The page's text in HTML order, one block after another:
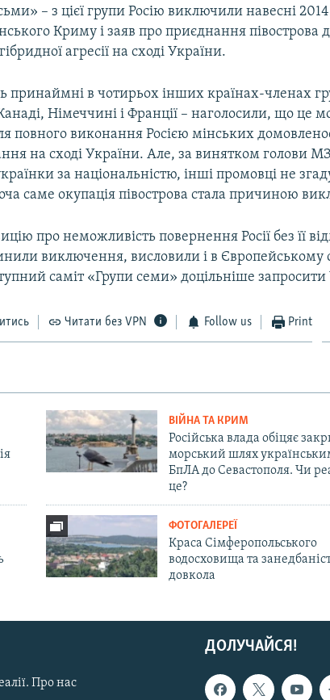
– з цієї групи Росію виключили навесні
Криму і заяв про приєднання півострова
агресії на сході України.
принаймні в чотирьох інших країнах-членах
Німеччині і Франції – наголосили, що це
повного виконання Росією мінських
на сході України. Але, за винятком голови
за національністю, інші промовці не
саме окупація півострова стала причиною
про неможливість повернення Росії без її
виключення, висловили і в Європейському
саміт «Групи семи» доцільніше запросити
Читати без VPN Follow us Print
ВІЙНА ТА КРИМ
Російська влада обіцяє
морський шлях
БпЛА до Севастополя. Чи
це?
ФОТОГАЛЕРЕЇ
Краса Сімферопольського
водосховища та
довкола
ДОЛУЧАЙСЯ!
Про нас